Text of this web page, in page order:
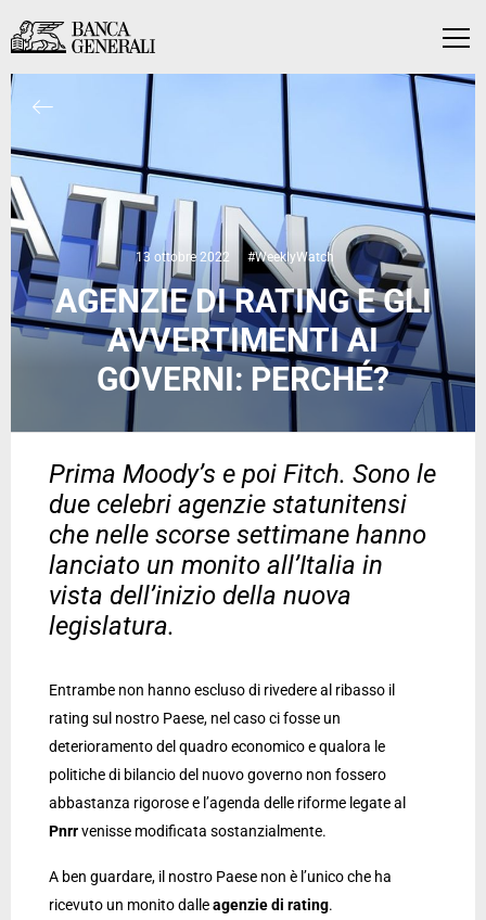
Vai al contenuto principale
Menu
Vai al contenuto principale
13 ottobre 2022 #WeeklyWatch
AGENZIE DI RATING E GLI
AVVERTIMENTI AI
GOVERNI: PERCHÉ?
Prima Moody’s e poi Fitch. Sono le
due celebri agenzie statunitensi
che nelle scorse settimane hanno
lanciato un monito all’Italia in
vista dell’inizio della nuova
legislatura.
Entrambe non hanno escluso di rivedere al ribasso il
rating sul nostro Paese, nel caso ci fosse un
deterioramento del quadro economico e qualora le
politiche di bilancio del nuovo governo non fossero
abbastanza rigorose e l’agenda delle riforme legate al
Pnrrvenisse modificata sostanzialmente.
A ben guardare, il nostro Paese non è l’unico che ha
ricevuto un monito dalleagenzie di rating.